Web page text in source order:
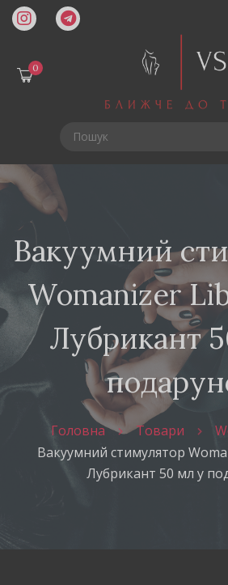
0
Вакуумний
Womanizer
Лубрикант
Головна Товари
Вакуумний стимулятор
Лубрикант 50 мл у